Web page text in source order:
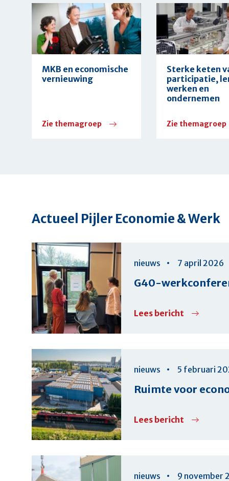
MKB en economische
vernieuwing
Zie themagroep
Sterke keten
participatie,
werken en
ondernemen
Zie themagroep
Actueel Pijler Economie & Werk
G40-
nieuws 7 april 2026
Lees bericht over
voor
economie
Ruimte voor
nieuws 5 februari
Lees bericht over
nieuws 9 november